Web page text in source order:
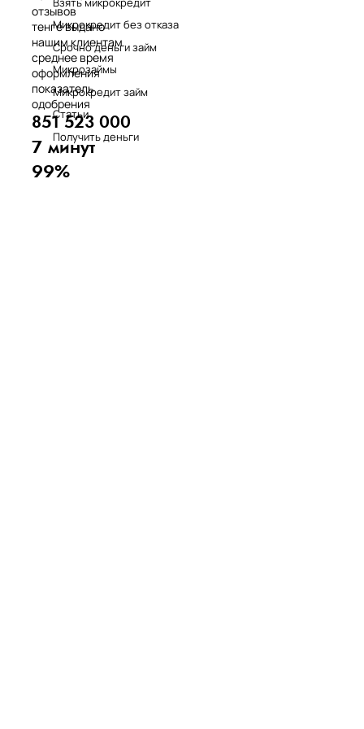
Микрокредит без отказа
Срочно деньги займ
Микрозаймы
Микрокредит займ
Статьи
Получить деньги
отзывов
тенге выдано
нашим клиентам
среднее время
оформления
показатель
одобрения
851 523 000
7 минут
99%